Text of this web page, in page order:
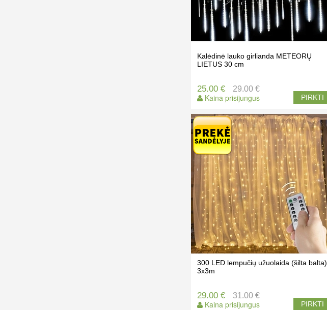
Kalėdinė lauko girlianda METEORŲ
LIETUS 30 cm
25.00 €
Kaina prisijungus
29.00 €
PIRKTI
300 LED lempučių užuolaida (šilta balta)
3x3m
29.00 €
Kaina prisijungus
31.00 €
PIRKTI